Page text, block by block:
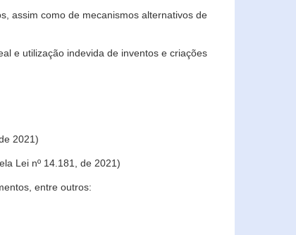
assim como de mecanismos alternativos de
e utilização indevida de inventos e criações
2021)
Lei nº 14.181, de 2021)
entre outros: